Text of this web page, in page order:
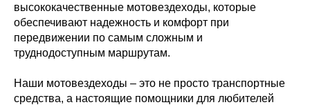
высококачественные мотовездеходы, которые
обеспечивают надежность и комфорт при
передвижении по самым сложным и
труднодоступным маршрутам.
Наши мотовездеходы – это не просто транспортные
средства, а настоящие помощники для любителей